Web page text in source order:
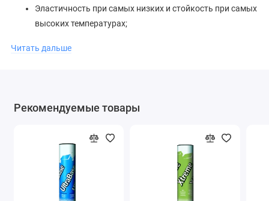
Эластичность при самых низких и стойкость при самых
высоких температурах;
Благородный внешний вид кровли.
Читать дальше
Рекомендуемые товары